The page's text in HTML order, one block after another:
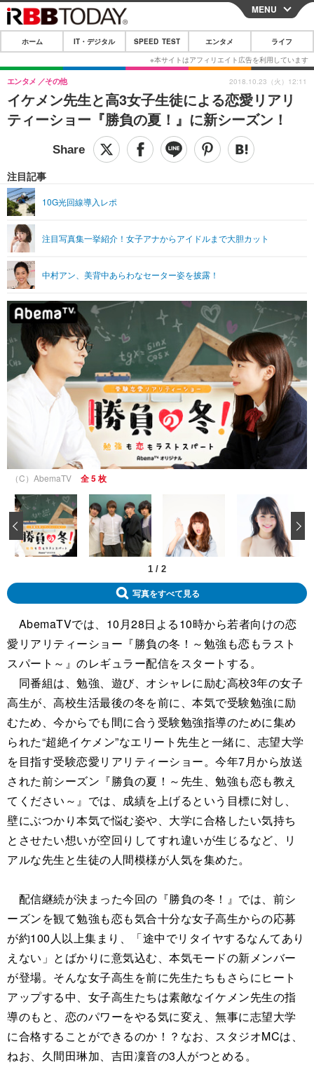
CLOSE
ホーム
IT・デジタル
IT・デジタルTOP スマートフォン
ショッピング その他
SPEED TEST
エンタメTOP 映画・ドラマ
グラビア ブログ
ショッピング
ライフTOP
リリース一覧
プッシュ通知の停止方法
MENU
ホーム IT・デジタル SPEED TEST エンタメ ライフ
イケメン先生と高3女子生徒による恋愛リアリ
ティーショー『勝負の夏！』に新シーズン！
エンタメ その他
注目記事
10G光回線導入レポ
注目写真集一挙紹介！女子アナからアイドルまで大胆カット
中村アン、美背中あらわなセーター姿を披露！
2018.10.23（火）12:11
（C）AbemaTV 全 5 枚
1 / 2
‹
写真をすべて見る
AbemaTVでは、10月28日よる10時から若者向けの恋
愛リアリティーショー『勝負の冬！～勉強も恋もラスト
スパート～』のレギュラー配信をスタートする。
同番組は、勉強、遊び、オシャレに励む高校3年の女子
高生が、高校生活最後の冬を前に、本気で受験勉強に励
むため、今からでも間に合う受験勉強指導のために集め
られた“超絶イケメン”なエリート先生と一緒に、志望大学
を目指す受験恋愛リアリティーショー。今年7月から放送
された前シーズン『勝負の夏！～先生、勉強も恋も教え
てください～』では、成績を上げるという目標に対し、
壁にぶつかり本気で悩む姿や、大学に合格したい気持ち
とさせたい想いが空回りしてすれ違いが生じるなど、リ
アルな先生と生徒の人間模様が人気を集めた。
配信継続が決まった今回の『勝負の冬！』では、前シ
ーズンを観て勉強も恋も気合十分な女子高生からの応募
が約100人以上集まり、「途中でリタイヤするなんてあり
えない」とばかりに意気込む、本気モードの新メンバー
が登場。そんな女子高生を前に先生たちもさらにヒート
アップする中、女子高生たちは素敵なイケメン先生の指
導のもと、恋のパワーをやる気に変え、無事に志望大学
に合格することができるのか！？なお、スタジオMCは、
ねお、久間田琳加、吉田凜音の3人がつとめる。